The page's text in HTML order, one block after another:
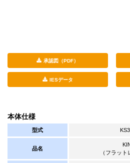
承認図（PDF）
IESデータ
本体仕様
型式
品名
（フラット